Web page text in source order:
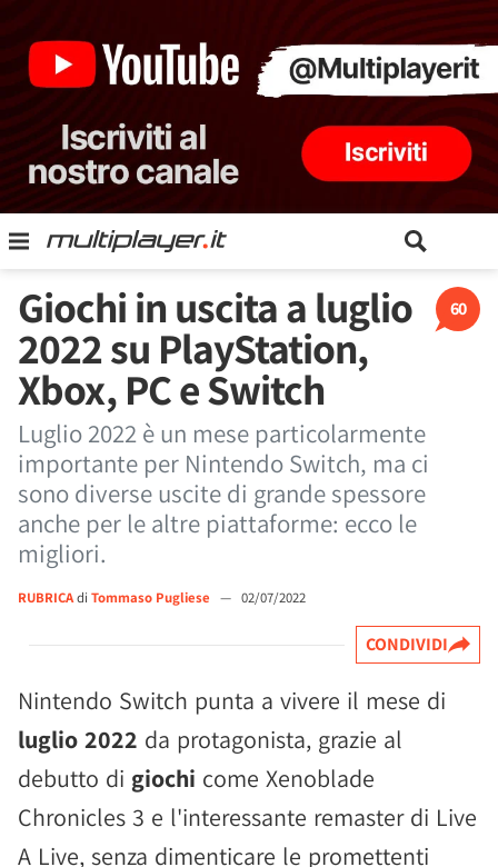
60
Giochi in uscita a luglio
2022 su PlayStation,
Xbox, PC e Switch
Luglio 2022 è un mese particolarmente
importante per Nintendo Switch, ma ci
sono diverse uscite di grande spessore
anche per le altre piattaforme: ecco le
migliori.
RUBRICAdi Tommaso Pugliese — 02/07/2022
CONDIVIDI
Nintendo Switch punta a vivere il mese di
luglio 2022 da protagonista, grazie al
debutto di giochi come Xenoblade
Chronicles 3 e l'interessante remaster di Live
A Live, senza dimenticare le promettenti